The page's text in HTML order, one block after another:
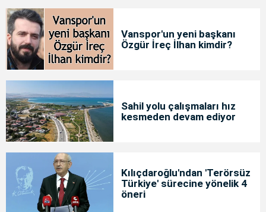
Vanspor'un yeni başkanı
Özgür İreç İlhan kimdir?
Sahil yolu çalışmaları hız
kesmeden devam ediyor
Kılıçdaroğlu'ndan 'Terörsüz
Türkiye' sürecine yönelik 4
öneri